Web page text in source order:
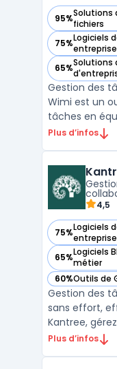
95%Solutions
fichiers
— voir Wimi
75%Logiciels
— voir Wimi
65%Solutions
— voir Wimi
Gestion des
Wimi est un
tâches en
travailler plus
tâches à des
suivre leur
Plus d’infos
4,5
75%Logiciels
— voir
65%Logiciels
métier
— voir Kantree
60%Outils de
— voir
Gestion des
sans effort,
Kantree,
plateforme
Plus d’infos